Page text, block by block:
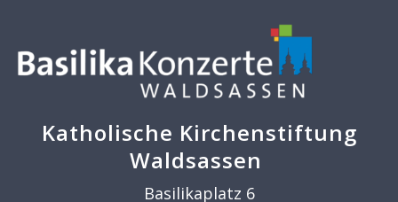
Katholische Kirchenstiftung
Waldsassen
Basilikaplatz 6